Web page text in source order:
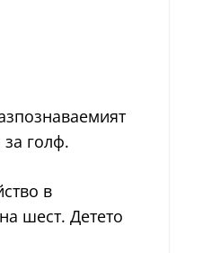
голф.
в
шест. Детето